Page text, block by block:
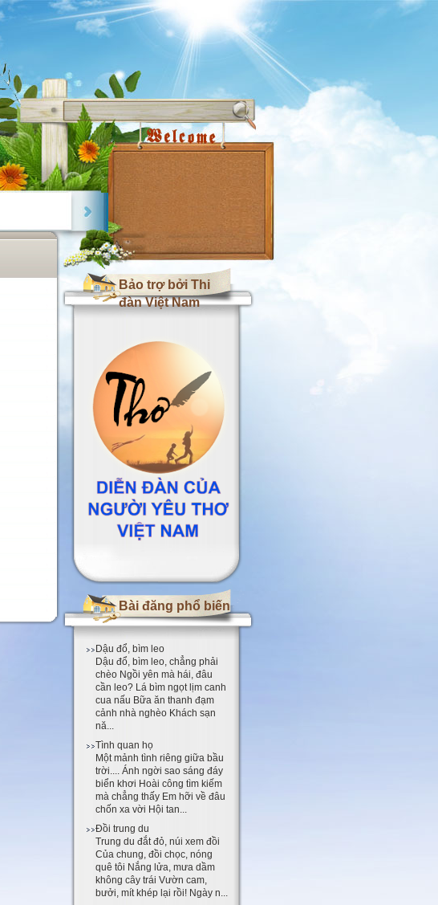
Bảo trợ bởi Thi
đàn Việt Nam
Bài đăng phổ biến
Dậu đổ, bìm leo
Dậu đổ, bìm leo, chẳng phải
chèo Ngồi yên mà hái, đâu
cần leo? Lá bìm ngọt lịm canh
cua nấu Bữa ăn thanh đạm
cảnh nhà nghèo Khách sạn
nă...
Tình quan họ
Một mảnh tình riêng giữa bầu
trời.... Ánh ngời sao sáng đáy
biển khơi Hoài công tìm kiếm
mà chẳng thấy Em hỡi về đâu
chốn xa vời Hội tan...
Đồi trung du
Trung du đắt đỏ, núi xem đồi
Của chung, đồi chọc, nóng
quê tôi Nắng lửa, mưa dầm
không cây trái Vườn cam,
bưởi, mít khép lại rồi! Ngày n...